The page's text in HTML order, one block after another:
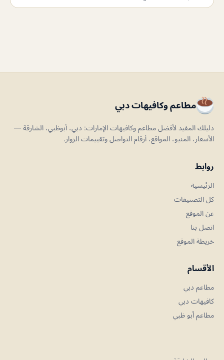
مطاعم وكافيهات دبي
دليلك المفيد لأفضل مطاعم وكافيهات الإمارات: دبي، أبوظبي، الشارقة —
الأسعار، المنيو، المواقع، أرقام التواصل وتقييمات الزوار.
روابط
الرئيسية
كل التصنيفات
عن الموقع
اتصل بنا
خريطة الموقع
الأقسام
مطاعم دبي
كافيهات دبي
مطاعم أبو ظبي